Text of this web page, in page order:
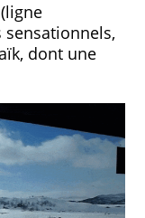
sensationnels,
dont une